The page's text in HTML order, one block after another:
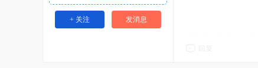
+ 关注 发消息